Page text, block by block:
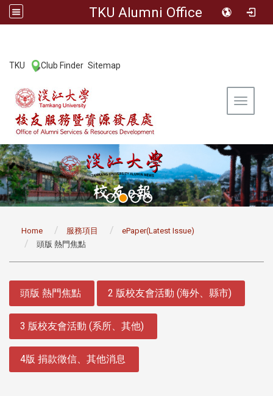
TKU Alumni Office
TKU Club Finder Sitemap
Toggle
Home 服務項目
ePaper(Latest Issue)
頭版 熱門焦點
頭版 熱門焦點 2 版校友會活動 (海外、縣市)
3 版校友會活動 (系所、其他)
4版 捐款徵信、其他消息